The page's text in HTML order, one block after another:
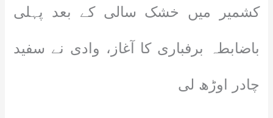
کشمیر میں خشک سالی کے بعد پہلی
باضابطہ برفباری کا آغاز، وادی نے سفید
چادر اوڑھ لی